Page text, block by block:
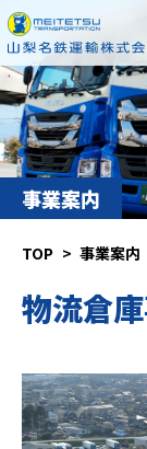
事業案内
TOP 事業案内
物流倉